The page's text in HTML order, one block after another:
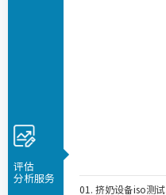
评估
分析服务
01. 挤奶设备iso测试